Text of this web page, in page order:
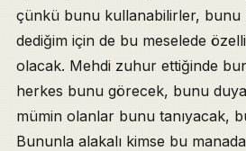
çünkü bunu kullanabilirler, bunu
dediğim için de bu meselede
olacak. Mehdi zuhur ettiğinde
herkes bunu görecek, bunu
mümin olanlar bunu tanıyacak,
Bununla alakalı kimse bu